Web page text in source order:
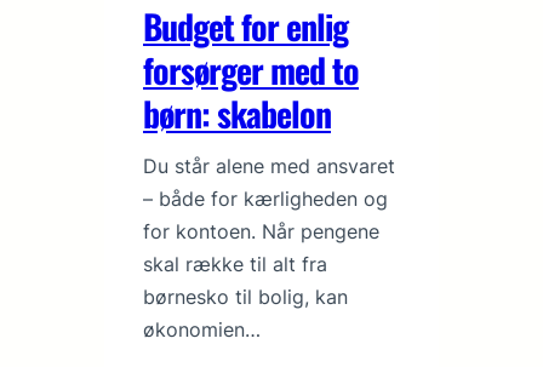
Budget for enlig
forsørger med to
børn: skabelon
Du står alene med ansvaret
– både for kærligheden og
for kontoen. Når pengene
skal række til alt fra
børnesko til bolig, kan
økonomien…